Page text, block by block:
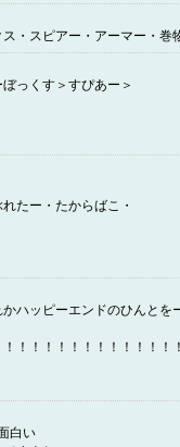
・スピアー・アーマー・巻
っくす＞すぴあー＞
たー・たからばこ・
ンドのひんとをーーー
！！！！！！！！！！！！
白い